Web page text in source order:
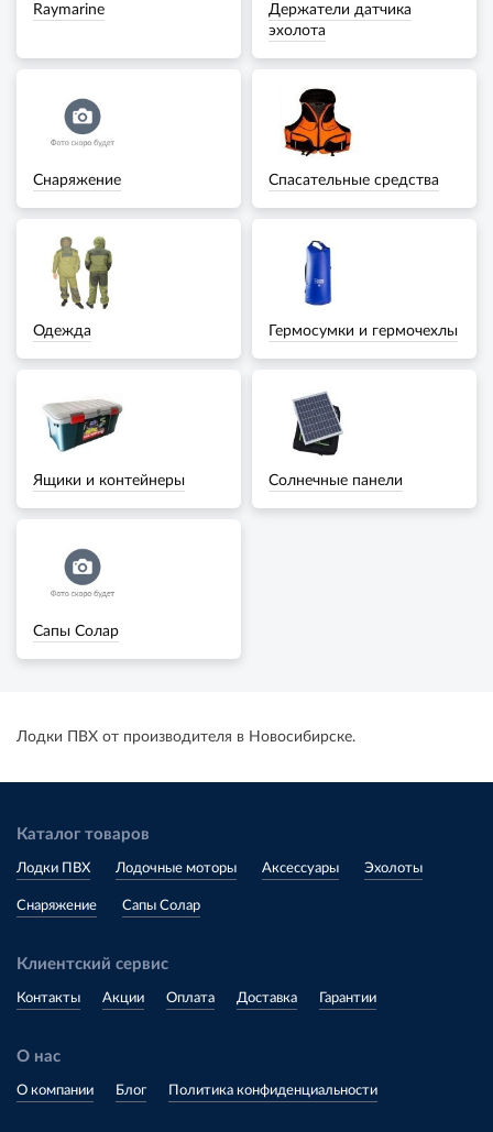
Raymarine
Держатели датчика
эхолота
Снаряжение Спасательные средства
Одежда Гермосумки и гермочехлы
Ящики и контейнеры Солнечные панели
Сапы Солар
Лодки ПВХ от производителя в Новосибирске.
Каталог товаров
Лодки ПВХ Лодочные моторы Аксессуары Эхолоты
Снаряжение Сапы Солар
Клиентский сервис
Контакты Акции Оплата Доставка Гарантии
О нас
О компании Блог Политика конфиденциальности